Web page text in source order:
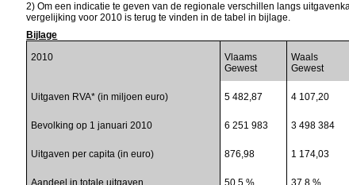
2) Om een indicatie te geven van de regionale verschillen langs
vergelijking voor 2010 is terug te vinden in de tabel in bijlage.
Bijlage
2010
Vlaams
Gewest
Waals
Gewest
Uitgaven RVA* (in miljoen euro) 5 482,87 4 107,20
Bevolking op 1 januari 2010 6 251 983 3 498 384
Uitgaven per capita (in euro) 876,98 1 174,03
Aandeel in totale uitgaven 50,5 % 37,8 %